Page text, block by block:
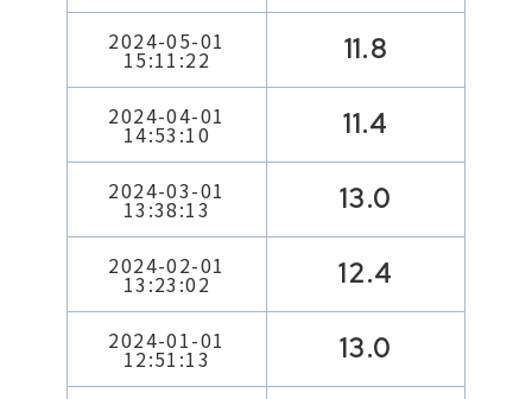
2024-05-01
15:11:22 11.8
2024-04-01
14:53:10 11.4
2024-03-01
13:38:13 13.0
2024-02-01
13:23:02 12.4
2024-01-01
12:51:13 13.0